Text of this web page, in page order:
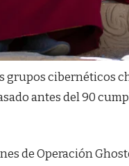
grupos cibernéticos
antes del 90
de Operación